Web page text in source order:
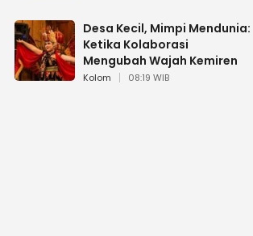
Desa Kecil, Mimpi Mendunia:
Ketika Kolaborasi
Mengubah Wajah Kemiren
Kolom 08:19 WIB